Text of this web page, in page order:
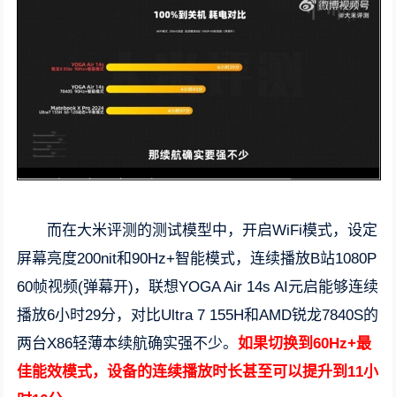
而在大米评测的测试模型中，开启WiFi模式，设定
屏幕亮度200nit和90Hz+智能模式，连续播放B站1080P
60帧视频(弹幕开)，联想YOGA Air 14s AI元启能够连续
播放6小时29分，对比Ultra 7 155H和AMD锐龙7840S的
两台X86轻薄本续航确实强不少。如果切换到60Hz+最
佳能效模式，设备的连续播放时长甚至可以提升到11小